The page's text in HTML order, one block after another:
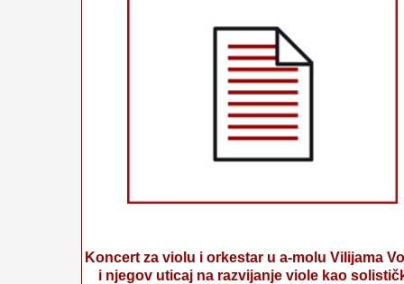
Koncert za violu i orkestar u a-molu Vilijama
i njegov uticaj na razvijanje viole kao